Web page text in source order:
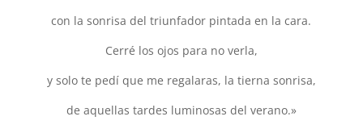
con la sonrisa del triunfador pintada en la cara.
Cerré los ojos para no verla,
y solo te pedí que me regalaras, la tierna sonrisa,
de aquellas tardes luminosas del verano.»